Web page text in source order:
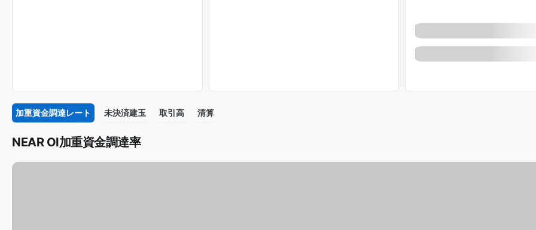
加重資金調達レート 未決済建玉 取引高 清算
NEAR OI加重資金調達率